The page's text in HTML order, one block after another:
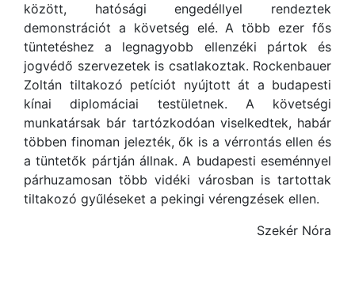
között, hatósági engedéllyel rendeztek
demonstrációt a követség elé. A több ezer fős
tüntetéshez a legnagyobb ellenzéki pártok és
jogvédő szervezetek is csatlakoztak. Rockenbauer
Zoltán tiltakozó petíciót nyújtott át a budapesti
kínai diplomáciai testületnek. A követségi
munkatársak bár tartózkodóan viselkedtek, habár
többen finoman jelezték, ők is a vérrontás ellen és
a tüntetők pártján állnak. A budapesti eseménnyel
párhuzamosan több vidéki városban is tartottak
tiltakozó gyűléseket a pekingi vérengzések ellen.
Szekér Nóra